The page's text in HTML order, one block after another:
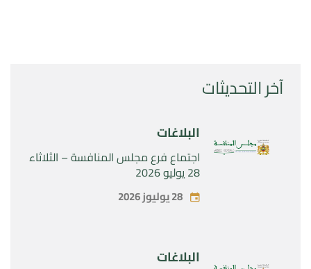
آخر التحديثات
البلاغات
اجتماع فرع مجلس المنافسة – الثلاثاء
28 يوليو 2026
28 يوليوز 2026
البلاغات